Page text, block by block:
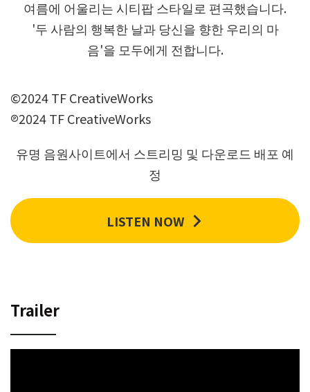
여름에 어울리는 시티팝 스타일로 편곡했습니다.
'두 사람의 행복한 날과 당신을 향한 우리의 마
음'을 모두에게 전합니다.
©2024 TF CreativeWorks
℗2024 TF CreativeWorks
유명 음원사이트에서 스트리밍 및 다운로드 배포 예
정
LISTEN NOW
Trailer